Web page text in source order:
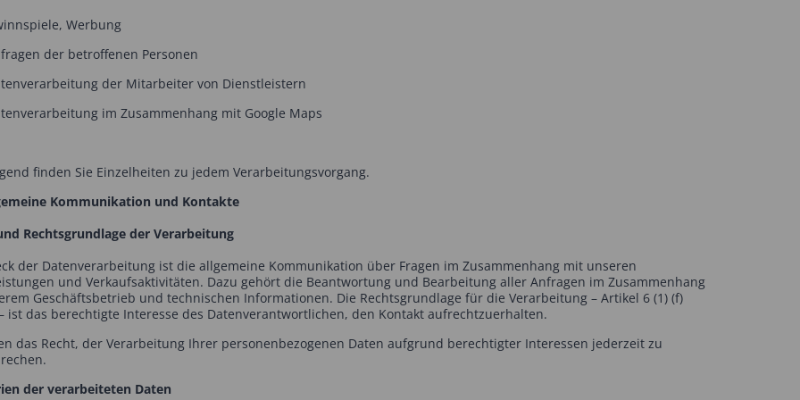
Werbung
der betroffenen Personen
der Mitarbeiter von Dienstleistern
im Zusammenhang mit Google Maps
finden Sie Einzelheiten zu jedem Verarbeitungsvorgang.
Kommunikation und Kontakte
Rechtsgrundlage der Verarbeitung
der Datenverarbeitung ist die allgemeine Kommunikation über Fragen im Zusammenhang mit unseren
und Verkaufsaktivitäten. Dazu gehört die Beantwortung und Bearbeitung aller Anfragen im Zusammenhang
Geschäftsbetrieb und technischen Informationen. Die Rechtsgrundlage für die Verarbeitung – Artikel 6 (1) (f)
– ist das berechtigte Interesse des Datenverantwortlichen, den Kontakt aufrechtzuerhalten.
das Recht, der Verarbeitung Ihrer personenbezogenen Daten aufgrund berechtigter Interessen jederzeit zu
der verarbeiteten Daten